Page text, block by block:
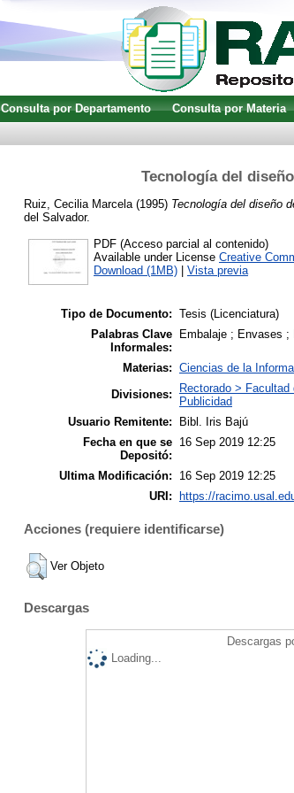
Consulta por Departamento Consulta por Materia
Tecnología del
Ruiz, Cecilia Marcela (1995) Tecnología del diseño
del Salvador.
PDF (Acceso parcial al contenido)
Available under License Creative
Download (1MB)
Vista previa
Tipo de Documento: Tesis (Licenciatura)
Palabras Clave
Informales:
Embalaje ; Envases
Materias: Ciencias de la
Divisiones:
Rectorado >
Publicidad
Usuario Remitente:
Bibl. Iris Bajú
Fecha en que se
Depositó:
16 Sep 2019 12:25
Ultima Modificación:
16 Sep 2019 12:25
URI:
https://
Acciones (requiere identificarse)
Ver Objeto
Descargas
Descargas
Loading...